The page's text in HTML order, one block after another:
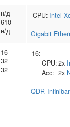
н/д
610
н/д
CPU: Intel
Gigabit
16
32
32
16:
CPU:2x
Acc: 2x
QDR